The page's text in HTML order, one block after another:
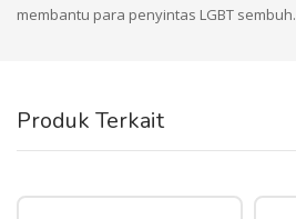
membantu para penyintas LGBT sembuh.
Produk Terkait